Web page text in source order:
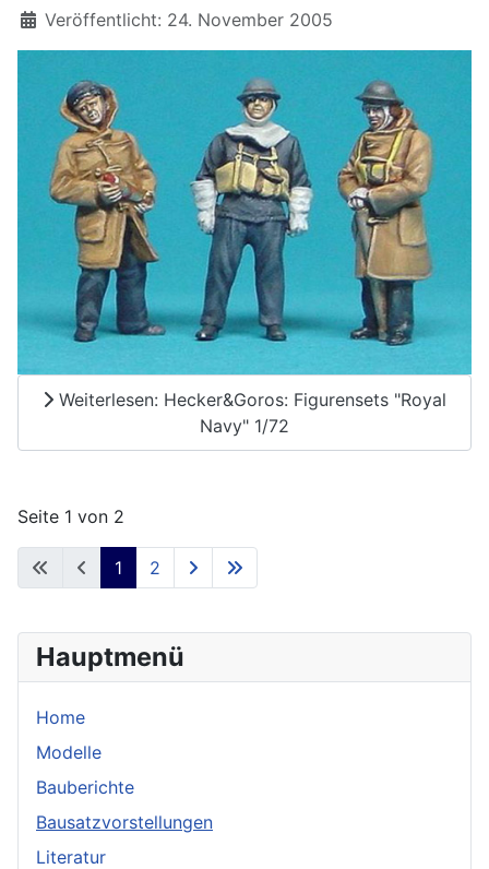
Hauptmenü
Home
Modelle
Bauberichte
Bausatzvorstellungen
Literatur
Details
Veröffentlicht: 24. November 2005
Weiterlesen: Hecker&Goros: Figurensets "Royal
Navy" 1/72
Seite 1 von 2
1 2